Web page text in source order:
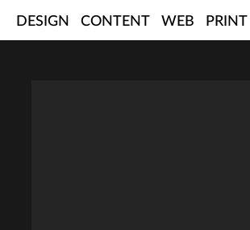
DESIGN CONTENT WEB PRINT